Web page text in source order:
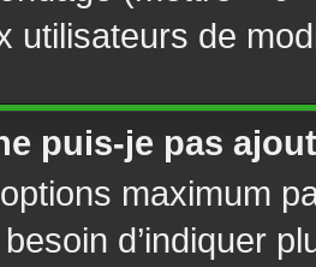
utilisateurs de
puis-je pas
maximum
d’indiquer